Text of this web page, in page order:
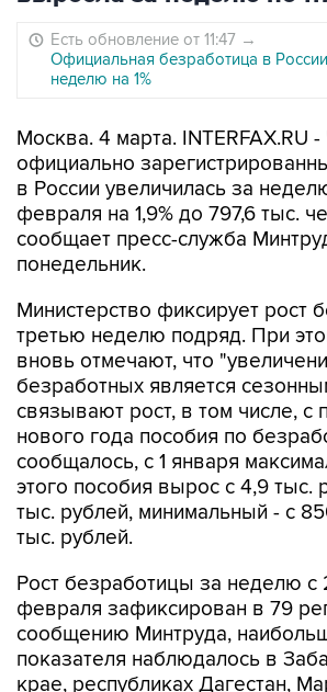
Есть обновление от 11:47 →
Официальная безработица в
неделю на 1%
Москва. 4 марта. INTERFAX.RU
официально
в России увеличилась за
февраля на 1,9% до 797,6 тыс.
сообщает пресс-служба
понедельник.
Министерство фиксирует рост
третью неделю подряд. При
вновь отмечают, что
безработных является
связывают рост, в том числе,
нового года пособия по
сообщалось, с 1 января
этого пособия вырос с 4,9 тыс.
тыс. рублей, минимальный - с
тыс. рублей.
Рост безработицы за неделю с
февраля зафиксирован в 79
сообщению Минтруда,
показателя наблюдалось в
крае, республиках Дагестан,